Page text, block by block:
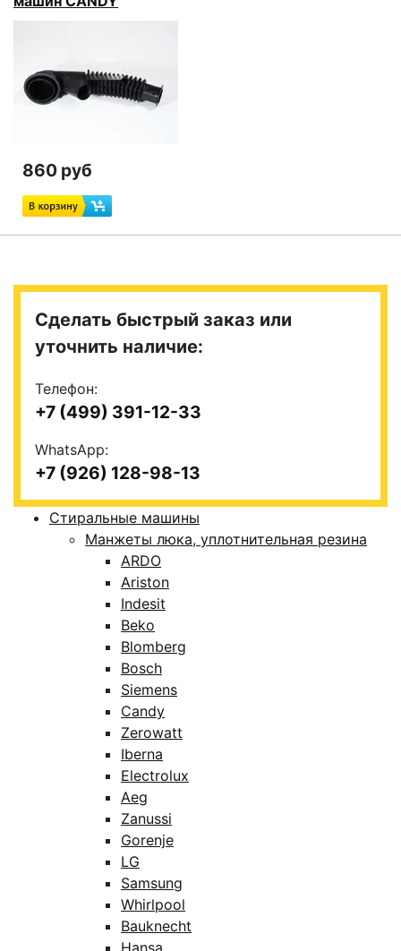
860 руб
Сделать быстрый заказ или
уточнить наличие:
Телефон:
+7 (499) 391-12-33
WhatsApp:
+7 (926) 128-98-13
Стиральные машины
Манжеты люка, уплотнительная резина
ARDO
Ariston
Indesit
Beko
Blomberg
Bosch
Siemens
Candy
Zerowatt
Iberna
Electrolux
Aeg
Zanussi
Gorenje
LG
Samsung
Whirlpool
Bauknecht
Hansa